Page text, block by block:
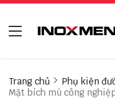
Trang chủ Phụ kiện
Mặt bích mù công